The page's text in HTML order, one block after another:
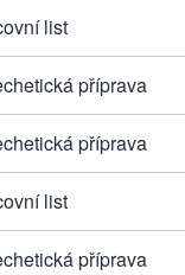
list
příprava
příprava
list
příprava